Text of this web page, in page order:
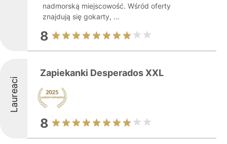
nadmorską miejscowość. Wśród oferty
znajdują się gokarty, ...
8
Laureaci
Zapiekanki Desperados XXL
8